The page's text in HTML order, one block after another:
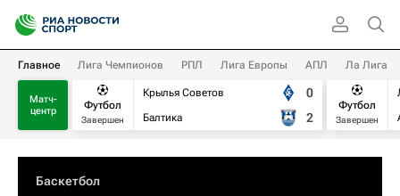
Главное Лига Чемпионов РПЛ Лига Европы АПЛ Ла Лига
Матч-
центр
Футбол
Завершен
Крылья Советов
Балтика
0
2
Футбол
Завершен
Баскетбол